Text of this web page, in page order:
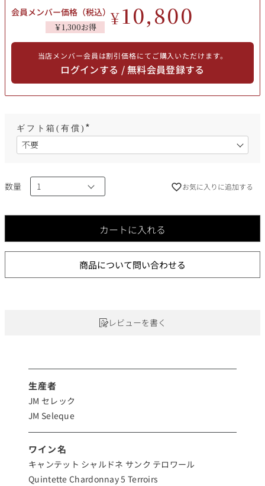
オーパス・ワン
スクリーミング・
イーグル
会員メンバー価格（税込）
￥1,300お得 ¥10,800
当店メンバー会員は割引価格にてご購入いただけます。
ログインする / 無料会員登録する
ギフト箱(有償)
(
須
お気に入りに追加する
数量
カートに入れる
商品について問い合わせる
レビューを書く
生産者
JM セレック
JM Seleque
ワイン名
キャンテット シャルドネ サンク テロワール
Quintette Chardonnay 5 Terroirs